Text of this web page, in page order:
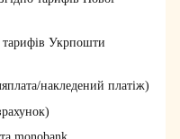
Укрпошти
накледений платіж)